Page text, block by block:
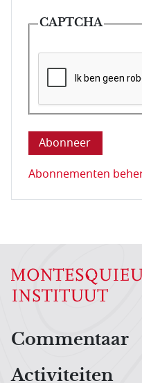
CAPTCHA
Deze vraag is om
Abonnementen
Commentaar
Activiteiten